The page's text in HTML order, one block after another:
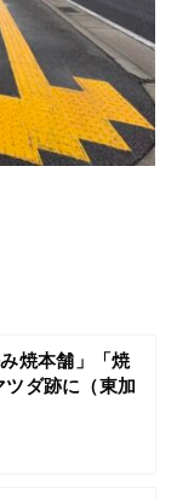
焼本舗」「焼
ダ跡に（東加